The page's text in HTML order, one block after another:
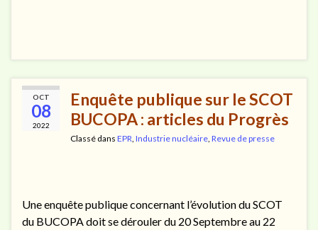
OCT
08
2022
Enquête publique sur le SCOT
BUCOPA : articles du Progrès
Classé dans EPR Industrie nucléaire Revue de presse
Une enquête publique concernant l’évolution du SCOT
du BUCOPA doit se dérouler du 20 Septembre au 22